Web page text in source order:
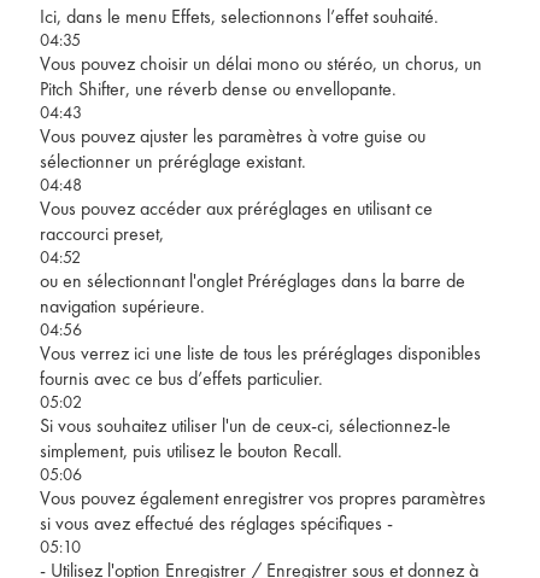
Ici, dans le menu Effets, selectionnons l’effet souhaité.
04:35
Vous pouvez choisir un délai mono ou stéréo, un chorus, un
Pitch Shifter, une réverb dense ou envellopante.
04:43
Vous pouvez ajuster les paramètres à votre guise ou
sélectionner un préréglage existant.
04:48
Vous pouvez accéder aux préréglages en utilisant ce
raccourci preset,
04:52
ou en sélectionnant l'onglet Préréglages dans la barre de
navigation supérieure.
04:56
Vous verrez ici une liste de tous les préréglages disponibles
fournis avec ce bus d’effets particulier.
05:02
Si vous souhaitez utiliser l'un de ceux-ci, sélectionnez-le
simplement, puis utilisez le bouton Recall.
05:06
Vous pouvez également enregistrer vos propres paramètres
si vous avez effectué des réglages spécifiques -
05:10
- Utilisez l'option Enregistrer / Enregistrer sous et donnez à